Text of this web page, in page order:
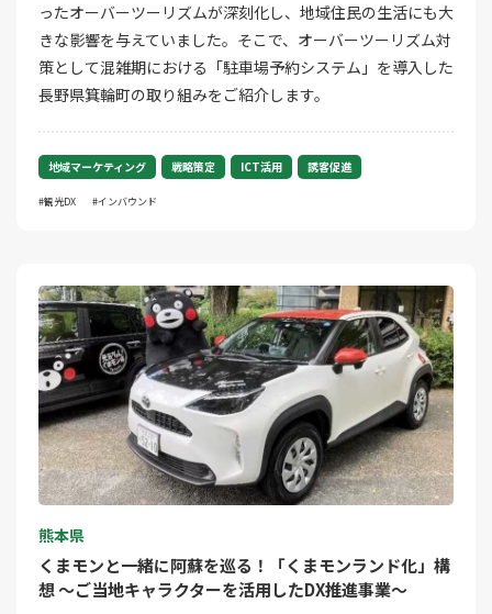
ったオーバーツーリズムが深刻化し、地域住民の生活にも大
きな影響を与えていました。そこで、オーバーツーリズム対
策として混雑期における「駐車場予約システム」を導入した
長野県箕輪町の取り組みをご紹介します。
地域マーケティング 戦略策定 ICT活用 誘客促進
観光DX インバウンド
熊本県
くまモンと一緒に阿蘇を巡る！「くまモンランド化」構
想 ～ご当地キャラクターを活用したDX推進事業～